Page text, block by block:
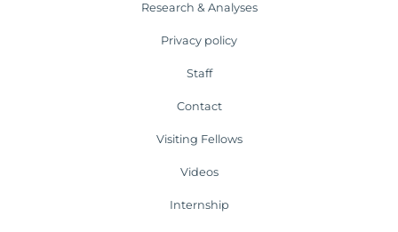
Research & Analyses
Privacy policy
Staff
Contact
Visiting Fellows
Videos
Internship